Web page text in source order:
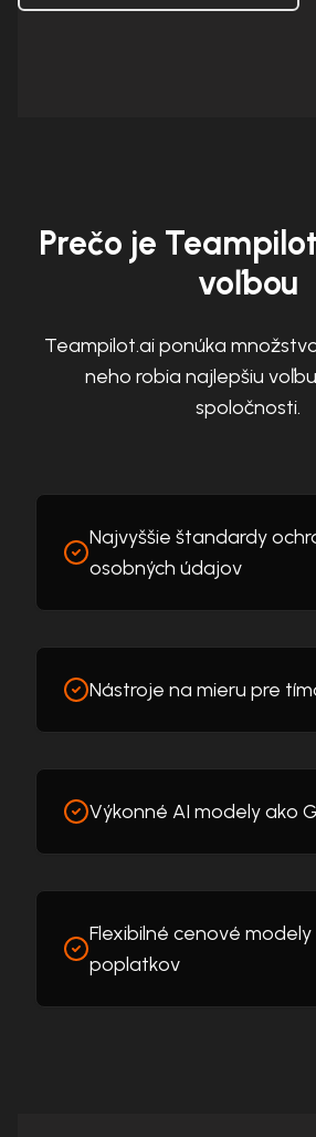
Prečo je
voľbou
Teampilot.ai ponúka
neho robia najlepšiu
spoločnosti.
Najvyššie štandardy
osobných údajov
Nástroje na mieru pre
Výkonné AI modely ako
Flexibilné cenové
poplatkov